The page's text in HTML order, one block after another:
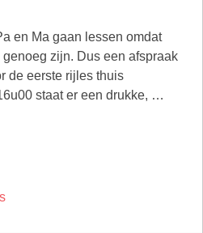
en Ma gaan lessen omdat
zijn. Dus een afspraak
de eerste rijles thuis
staat er een drukke, …